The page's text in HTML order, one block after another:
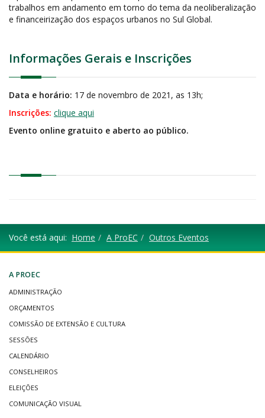
trabalhos em andamento em torno do tema da neoliberalização
e financeirização dos espaços urbanos no Sul Global.
Informações Gerais e Inscrições
Data e horário: 17 de novembro de 2021, as 13h;
Inscrições: clique aqui
Evento online gratuito e aberto ao público.
Você está aqui: Home A ProEC Outros Eventos
A PROEC
ADMINISTRAÇÃO
ORÇAMENTOS
COMISSÃO DE EXTENSÃO E CULTURA
SESSÕES
CALENDÁRIO
CONSELHEIROS
ELEIÇÕES
COMUNICAÇÃO VISUAL